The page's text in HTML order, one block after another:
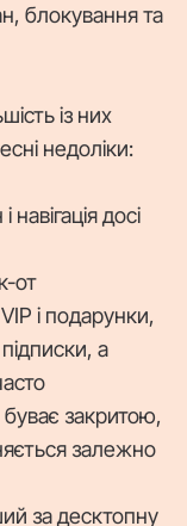
блокування та
із них
недоліки:
досі
от
і подарунки,
а
закритою,
залежно
за десктопну